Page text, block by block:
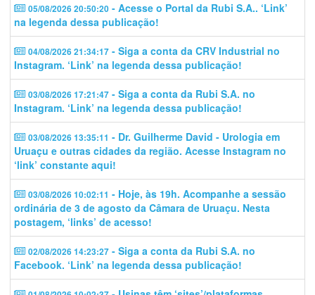
05/08/2026 20:50:20 - Acesse o Portal da Rubi S.A.. ‘Link’
na legenda dessa publicação!
04/08/2026 21:34:17 - Siga a conta da CRV Industrial no
Instagram. ‘Link’ na legenda dessa publicação!
03/08/2026 17:21:47 - Siga a conta da Rubi S.A. no
Instagram. ‘Link’ na legenda dessa publicação!
03/08/2026 13:35:11 - Dr. Guilherme David - Urologia em
Uruaçu e outras cidades da região. Acesse Instagram no
‘link’ constante aqui!
03/08/2026 10:02:11 - Hoje, às 19h. Acompanhe a sessão
ordinária de 3 de agosto da Câmara de Uruaçu. Nesta
postagem, ‘links’ de acesso!
02/08/2026 14:23:27 - Siga a conta da Rubi S.A. no
Facebook. ‘Link’ na legenda dessa publicação!